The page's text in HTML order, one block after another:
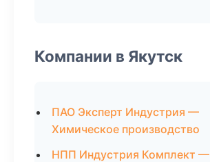
Компании в Якутск
ПАО Эксперт Индустрия —
Химическое производство
НПП Индустрия Комплект —